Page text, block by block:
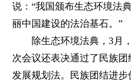
说：“我国颁布生态环境法
丽中国建设的法治基石。”
除生态环境法典，3月
次会议还表决通过了民族
发展规划法。民族团结进